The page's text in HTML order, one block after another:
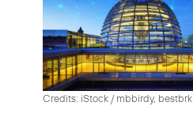
Credits: iStock / mbbirdy, bestbrk